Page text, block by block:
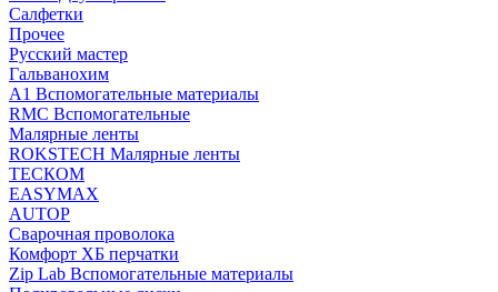
Салфетки
Прочее
Русский мастер
Гальванохим
А1 Вспомогательные материалы
RMC Вспомогательные
Малярные ленты
ROKSTECH Малярные ленты
ТЕСКОМ
EASYMAX
AUTOP
Сварочная проволока
Комфорт ХБ перчатки
Zip Lab Вспомогательные материалы